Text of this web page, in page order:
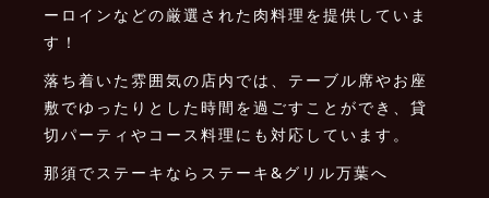
ーロインなどの厳選された肉料理を提供していま
す！
落ち着いた雰囲気の店内では、テーブル席やお座
敷でゆったりとした時間を過ごすことができ、貸
切パーティやコース料理にも対応しています。
那須でステーキならステーキ&グリル万葉へ